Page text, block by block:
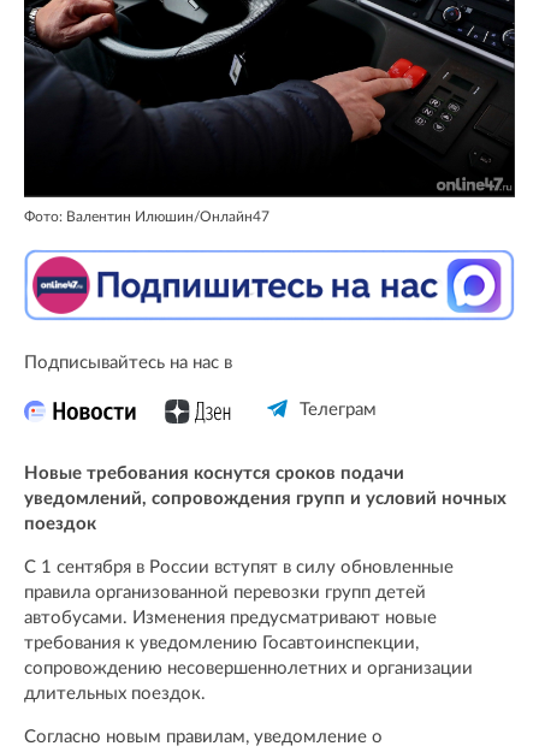
Фото: Валентин Илюшин/Онлайн47
Подписывайтесь на нас в
Телеграм
Новые требования коснутся сроков подачи
уведомлений, сопровождения групп и условий ночных
поездок
С 1 сентября в России вступят в силу обновленные
правила организованной перевозки групп детей
автобусами. Изменения предусматривают новые
требования к уведомлению Госавтоинспекции,
сопровождению несовершеннолетних и организации
длительных поездок.
Согласно новым правилам, уведомление о